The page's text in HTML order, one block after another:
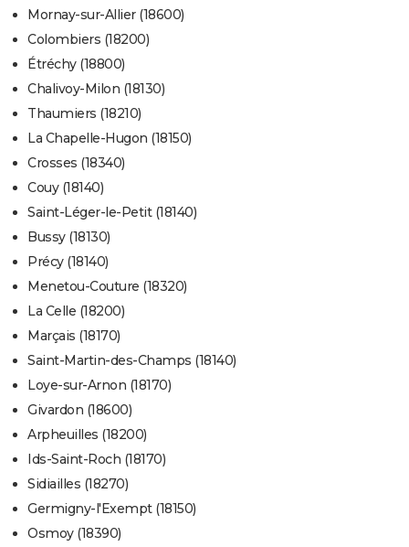
Mornay-sur-Allier (18600)
Colombiers (18200)
Étréchy (18800)
Chalivoy-Milon (18130)
Thaumiers (18210)
La Chapelle-Hugon (18150)
Crosses (18340)
Couy (18140)
Saint-Léger-le-Petit (18140)
Bussy (18130)
Précy (18140)
Menetou-Couture (18320)
La Celle (18200)
Marçais (18170)
Saint-Martin-des-Champs (18140)
Loye-sur-Arnon (18170)
Givardon (18600)
Arpheuilles (18200)
Ids-Saint-Roch (18170)
Sidiailles (18270)
Germigny-l'Exempt (18150)
Osmoy (18390)